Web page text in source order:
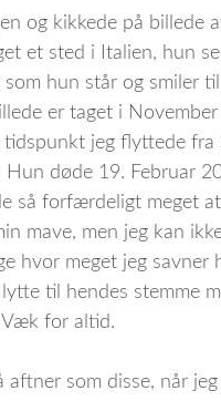
og kikkede på billede
et sted i Italien, hun
hun står og smiler til
er taget i
jeg flyttede fra
døde 19. Februar
så forfærdeligt meget
mave, men jeg kan
hvor meget jeg savner
til hendes stemme
for altid.
aftner som disse, når